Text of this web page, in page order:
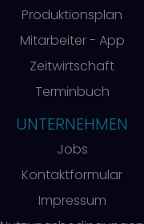
Produktionsplan
Mitarbeiter - App
Zeitwirtschaft
Terminbuch
UNTERNEHMEN
Jobs
Kontaktformular
Impressum